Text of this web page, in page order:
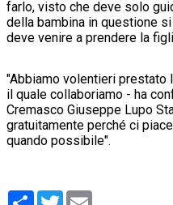
farlo, visto che deve solo
della bambina in questione
deve venire a prendere la
"Abbiamo volentieri prestato
il quale collaboriamo - ha
Cremasco Giuseppe Lupo
gratuitamente perché ci
quando possibile".
Condividi
Twitter